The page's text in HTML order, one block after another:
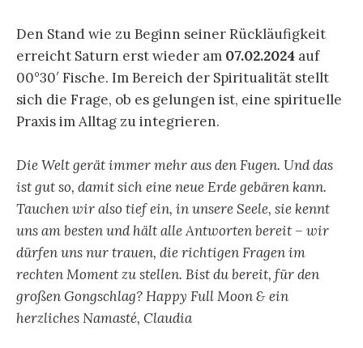
Den Stand wie zu Beginn seiner Rückläufigkeit
erreicht Saturn erst wieder am 07.02.2024 auf
00°30′ Fische. Im Bereich der Spiritualität stellt
sich die Frage, ob es gelungen ist, eine spirituelle
Praxis im Alltag zu integrieren.
Die Welt gerät immer mehr aus den Fugen. Und das
ist gut so, damit sich eine neue Erde gebären kann.
Tauchen wir also tief ein, in unsere Seele, sie kennt
uns am besten und hält alle Antworten bereit – wir
dürfen uns nur trauen, die richtigen Fragen im
rechten Moment zu stellen. Bist du bereit, für den
großen Gongschlag? Happy Full Moon & ein
herzliches Namasté, Claudia